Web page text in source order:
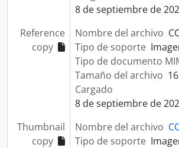
8 de septiembre de
Reference
copy
Nombre del archivo
Tipo de soporte
Tipo de documento
Tamaño del archivo
Cargado
8 de septiembre de
Thumbnail
copy
Nombre del archivo
Tipo de soporte